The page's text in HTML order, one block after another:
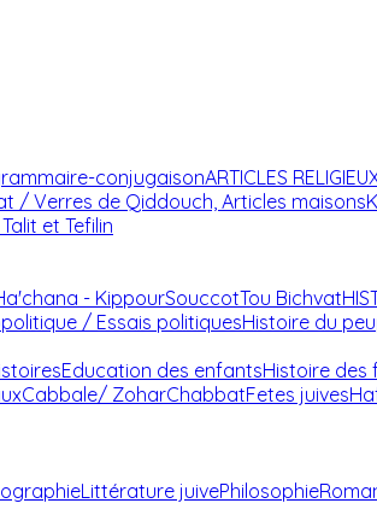
conjugaisonARTICLES
/ Verres de Qiddouch, Articles maisons
et Tefilin
- KippourSouccotTou Bichvat
/ Essais politiquesHistoire du
Education des enfantsHistoire des
Cabbale/ ZoharChabbatFetes juives
Littérature juivePhilosophie